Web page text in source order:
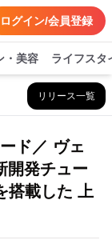
ログイン/会員登録
・美容 ライフスタ
リリース一覧
ド／ ヴェ
開発チュー
搭載した 上